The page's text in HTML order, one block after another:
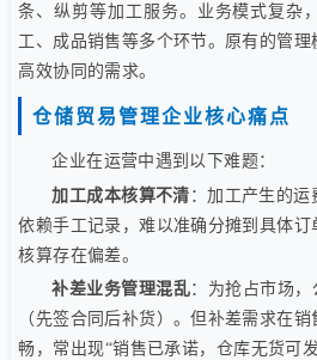
条、纵剪等加工服务。业务模式复杂
工、成品销售等多个环节。原有的管
高效协同的需求。
仓储贸易管理企业核心痛点
企业在运营中遇到以下难题：
加工成本核算不清 ：加工产生的
依赖手工记录，难以准确分摊到具体订
核算存在偏差。
补差业务管理混乱：为抢占市场，
（先签合同后补货）。但补差需求在
畅，常出现“销售已承诺，仓库无货可